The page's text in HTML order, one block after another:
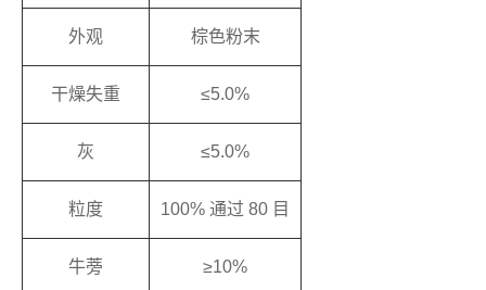
外观 棕色粉末
干燥失重 ≤5.0%
灰 ≤5.0%
粒度 100% 通过 80 目
牛蒡 ≥10%